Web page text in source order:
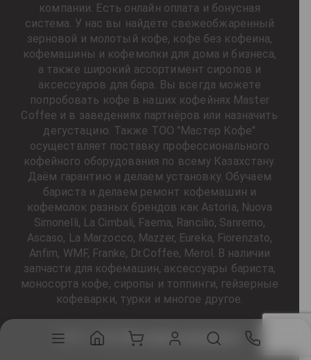
компании. Есть онлайн оплата и бонусная
система. У нас вы найдёте свежеобжаренный
зерновой и молотый кофе, кофе без кофеина,
кофемашины и кофемолки для дома и бизнеса,
а также широкий ассортимент сиропов и
аксессуаров для бара. Вы всегда можете
попробовать кофе в наших кофейнях Master
Coffee и в заведениях партнёров или назначить
дегустацию. Также ТОО "Мастер Кофе"
осуществляет поставку профессионального
кофейного оборудования по всему Казахстану.
Даём гарантию и делаем установку. Обучаем
бариста и делаем ремонт кофемашин и
кофемолок разных брендов как Astoria, Nuova
Simonelli, La Cimbali, Faema, Rancilio, Sanremo,
Ascaso, La Marzocco, Mazzer, Eureka, Fiorenzato,
Anfim, WMF, Franke, Dr.Coffee, Merol. В наличии
запчасти для кофемашин, аксессуары бариста,
моносорта кофе, сиропы и топпинги, гейзерные
кофеварки, турки и многое другое.
2014 - 2026 Все права защищены